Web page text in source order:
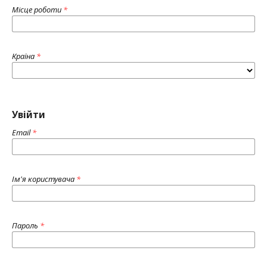
Місце роботи *
Країна *
Увійти
Email*
Ім'я користувача *
Пароль *